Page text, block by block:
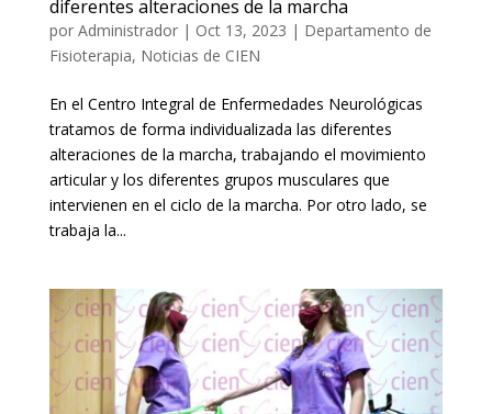
diferentes alteraciones de la marcha
por Administrador| Oct 13, 2023 | Departamento de
Fisioterapia, Noticias de CIEN
En el Centro Integral de Enfermedades Neurológicas
tratamos de forma individualizada las diferentes
alteraciones de la marcha, trabajando el movimiento
articular y los diferentes grupos musculares que
intervienen en el ciclo de la marcha. Por otro lado, se
trabaja la...